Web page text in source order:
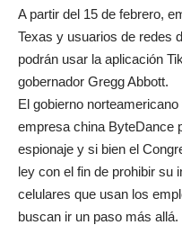
A partir del 15 de febrero,
Texas y usuarios de redes
podrán usar la aplicación
gobernador Gregg Abbott.
El gobierno
empresa china ByteDance
espionaje y si bien el
ley con el fin de prohibir su
celulares que usan los
buscan ir un paso más allá.